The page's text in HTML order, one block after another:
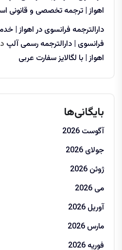
اهواز | ترجمه تخصصی و قانونی
دارالترجمه فرانسوی در اهواز |
فرانسوی | دارالترجمه رسمی آلپ
اهواز | با لگالایز سفارت عربی
بایگانی‌ها
آگوست 2026
جولای 2026
ژوئن 2026
می 2026
آوریل 2026
مارس 2026
فوریه 2026